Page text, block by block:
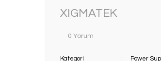
XIGMATEK
0 Yorum
Kategori
Power